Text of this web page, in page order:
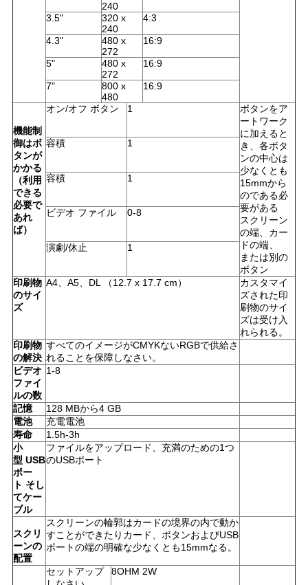
POLICY
240
3.5"
320 x
240
4:3
4.3"
480 x
272
16:9
5"
480 x
272
16:9
7"
800 x
480
16:9
機能制
御はボ
タンが
かかる
（利用
できる
必要で
あれ
ば）
オン/オフ ボタン 1
ボタンをア
ートワーク
に加えると
き、各ボタ
ンの中心は
少なくとも
15mmから
のである必
要がある
スクリーン
の端、カー
ドの端、
または別の
ボタン
容積 1
容積 1
ビデオ ファイル 0-8
演劇/休止 1
印刷物
のサイ
ズ
A4、A5、DL （12.7 x 17.7 cm）
カスタマイ
ズされた印
刷物のサイ
ズは受け入
れられる。
印刷物
の解決
すべてのイメージがCMYKないRGBで供給さ
れることを保障しなさい。
ビデオ
ファイ
ルの数
1-8
記憶
128 MBから4 GB
電池
充電電池
寿命
1.5h-3h
小
型 USB
ポー
ト そし
てケー
ブル
ファイルをアップロード、充満のための1つ
のUSBポート
スクリ
ーンの
配置
スクリーンの輪郭はカードの境界の内で動か
すことができたりカード、ボタンおよびUSB
ポートの端の明確な少なくとも15mmなる。
セットアップ
8OHM 2W